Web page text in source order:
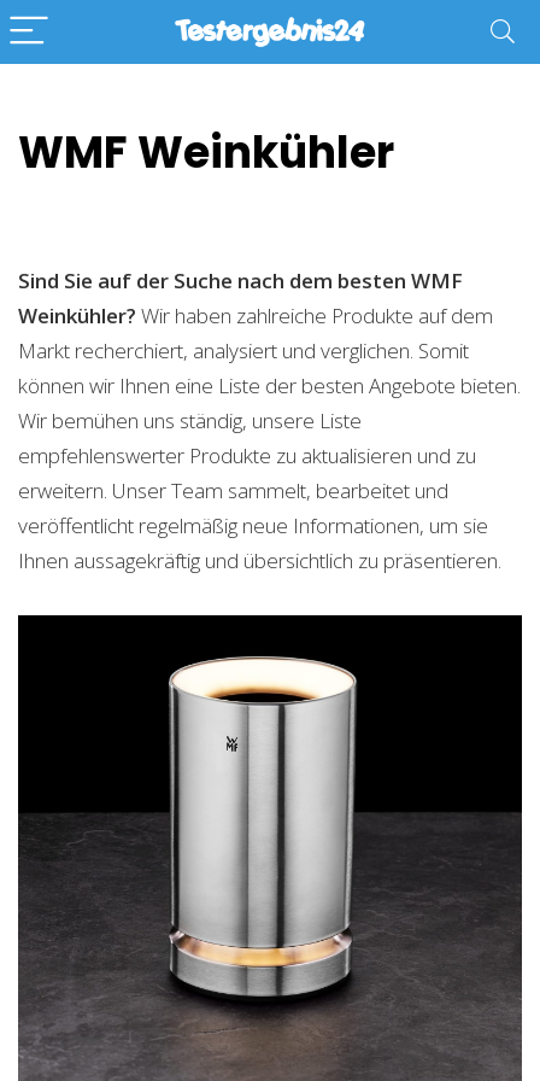
WMF Weinkühler
Sind Sie auf der Suche nach dem besten WMF
Weinkühler? Wir haben zahlreiche Produkte auf dem
Markt recherchiert, analysiert und verglichen. Somit
können wir Ihnen eine Liste der besten Angebote bieten.
Wir bemühen uns ständig, unsere Liste
empfehlenswerter Produkte zu aktualisieren und zu
erweitern. Unser Team sammelt, bearbeitet und
veröffentlicht regelmäßig neue Informationen, um sie
Ihnen aussagekräftig und übersichtlich zu präsentieren.